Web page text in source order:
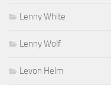
Lenny White
Lenny Wolf
Levon Helm